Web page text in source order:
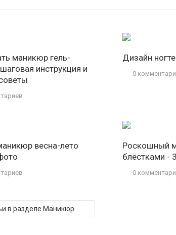
маникюр гель-
инструкция и
Дизайн
0
весна-лето
Роскошный
блёстками -
0
в разделе Маникюр